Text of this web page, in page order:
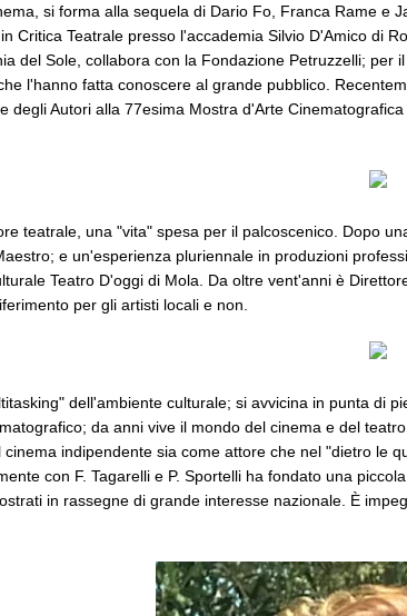
si forma alla sequela di Dario Fo, Franca Rame e
Critica Teatrale presso l'accademia Silvio D'Amico di
del Sole, collabora con la Fondazione Petruzzelli;
l'hanno fatta conoscere al grande pubblico.
degli Autori alla 77esima Mostra d'Arte Cinematografica
teatrale, una "vita" spesa per il palcoscenico. Dopo
e un'esperienza pluriennale in produzioni
Teatro D'oggi di Mola. Da oltre vent'anni è
per gli artisti locali e non.
dell'ambiente culturale; si avvicina in punta di
da anni vive il mondo del cinema e del
indipendente sia come attore che nel "dietro le
con F. Tagarelli e P. Sportelli ha fondato una
in rassegne di grande interesse nazionale. È